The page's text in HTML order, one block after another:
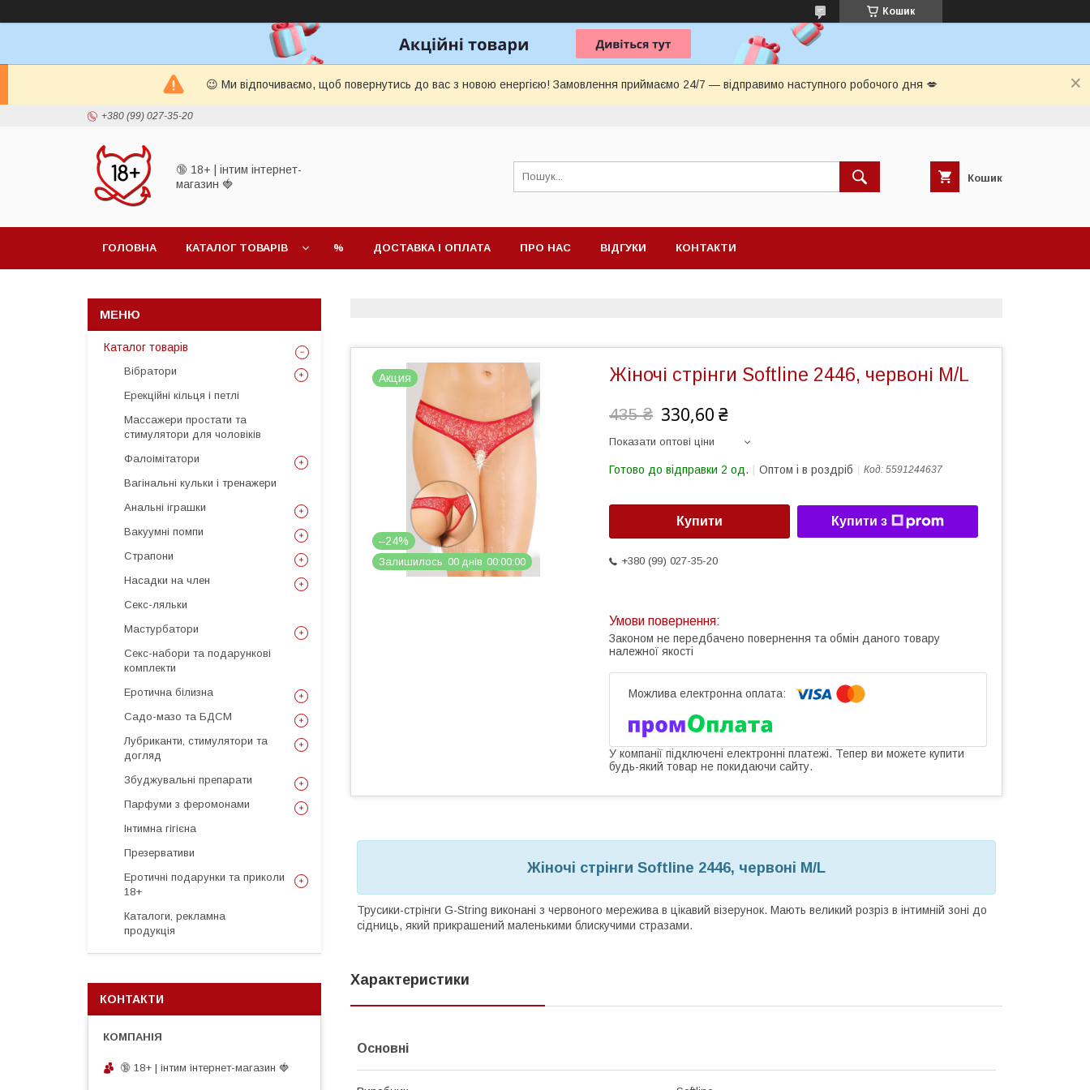
Кошик
😉 Ми відпочиваємо, щоб повернутись до вас з новою енергією! Замовлення приймаємо 24/7 — відправимо наступного робочого дня 💋
+380 (99) 027-35-20
🔞 18+ | інтим інтернет-
магазин 🍓
Кошик
ГОЛОВНА КАТАЛОГ ТОВАРІВ % ДОСТАВКА І ОПЛАТА ПРО НАС ВІДГУКИ КОНТАКТИ
Акция
–24%
Залишилось 00 днів 00 00 00
Жіночі стрінги Softline 2446, червоні M/L
435 ₴ 330,60 ₴
Показати оптові ціни
Готово до відправки 2 од. Оптом і в роздріб Код: 5591244637
Купити Купити з
+380 (99) 027-35-20
Законом не передбачено повернення та обмін даного товару
належної якості
У компанії підключені електронні платежі. Тепер ви можете купити
будь-який товар не покидаючи сайту.
Жіночі стрінги Softline 2446, червоні M/L
Трусики-стрінги G-String виконані з червоного мережива в цікавий візерунок. Мають великий розріз в інтимній зоні до
сідниць, який прикрашений маленькими блискучими стразами.
Характеристики
Основні
Каталог товарів
Вібратори
Ерекційні кільця і петлі
Массажери простати та
стимулятори для чоловіків
Фалоімітатори
Вагінальні кульки і тренажери
Анальні іграшки
Вакуумні помпи
Страпони
Насадки на член
Секс-ляльки
Мастурбатори
Секс-набори та подарункові
комплекти
Еротична білизна
Садо-мазо та БДСМ
Лубриканти, стимулятори та
догляд
Збуджувальні препарати
Парфуми з феромонами
Інтимна гігієна
Презервативи
Еротичні подарунки та приколи
18+
Каталоги, рекламна
продукція
КОНТАКТИ
🔞 18+ | інтим інтернет-магазин 🍓